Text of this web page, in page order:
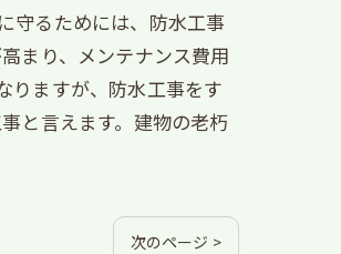
守るためには、防水工事
まり、メンテナンス費用
りますが、防水工事をす
と言えます。建物の老朽
次のページ >